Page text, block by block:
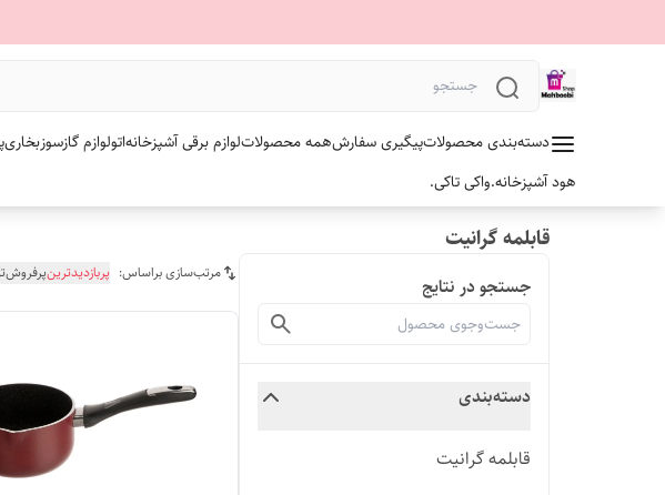
دسته‌بندی محصولاتپیگیری سفارشهمه محصولاتلوازم برقی آشپزخانهاتولوازم گازسوزبخاری
هود آشپزخانه.واکی تاکی.
قابلمه گرانیت
جستجو در نتایج
دسته‌بندی
قابلمه گرانیت
مرتب‌سازی براساس: پربازدیدترین